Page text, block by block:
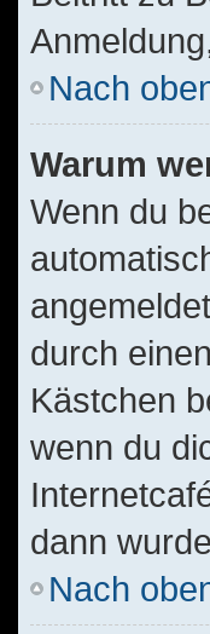
Nach
Warum
Wenn du
durch
Kästchen
wenn du
dann
Nach